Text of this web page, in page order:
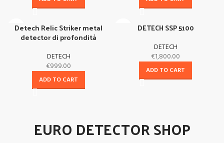
Detech Relic Striker metal
detector di profondità
DETECH
€999.00
ADD TO CART
DETECH SSP 5100
DETECH
€1,800.00
ADD TO CART
EURO DETECTOR SHOP